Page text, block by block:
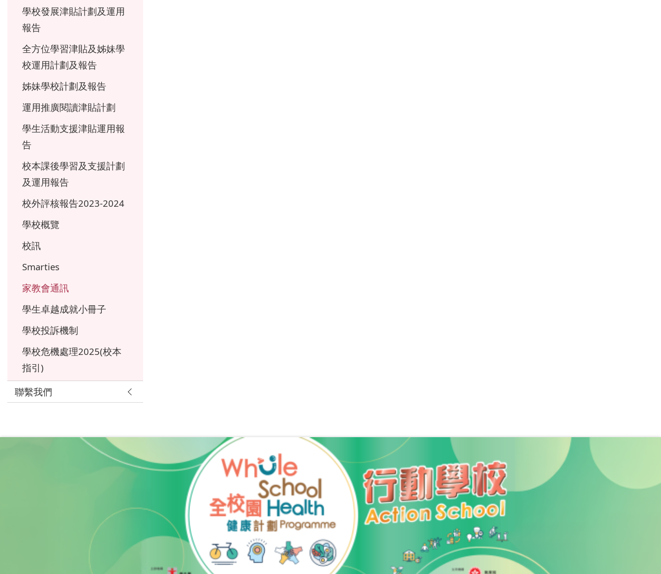
學校發展津貼計劃及運用
報告
全方位學習津貼及姊妹學
校運用計劃及報告
姊妹學校計劃及報告
運用推廣閱讀津貼計劃
學生活動支援津貼運用報
告
校本課後學習及支援計劃
及運用報告
校外評核報告2023-2024
學校概覽
校訊
Smarties
家教會通訊
學生卓越成就小冊子
學校投訴機制
學校危機處理2025(校本
指引)
聯繫我們